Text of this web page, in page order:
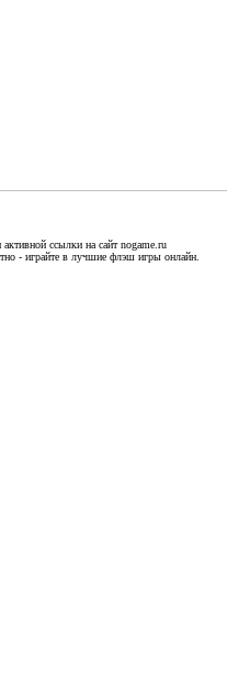
ссылки на сайт nogame.ru
- играйте в лучшие флэш игры онлайн.